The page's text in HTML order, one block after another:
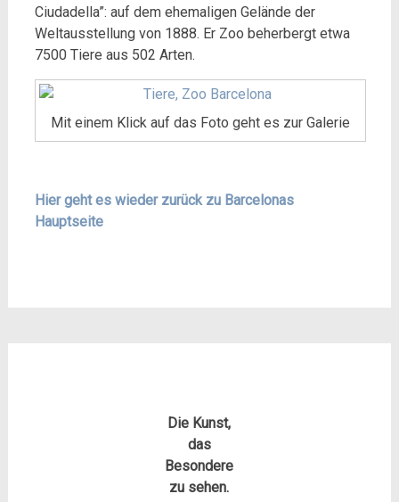
Ciudadella”: auf dem ehemaligen Gelände der
Weltausstellung von 1888. Er Zoo beherbergt etwa
7500 Tiere aus 502 Arten.
Mit einem Klick auf das Foto geht es zur Galerie
Hier geht es wieder zurück zu Barcelonas
Hauptseite
Die Kunst,
das
Besondere
zu sehen.